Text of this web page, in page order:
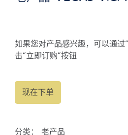
如果您对产品感兴趣，可以通过
击“立即订购”按钮
现在下单
分类： 老产品